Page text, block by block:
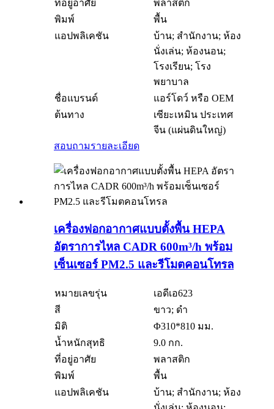
ที่อยู่อาศัย
พลาสติก
พิมพ์
พื้น
แอปพลิเคชัน
บ้าน; สำนักงาน; ห้อง
นั่งเล่น; ห้องนอน;
โรงเรียน; โรง
พยาบาล
ชื่อแบรนด์
แอร์โดว์ หรือ OEM
ต้นทาง
เซียะเหมิน ประเทศ
จีน (แผ่นดินใหญ่)
สอบถามรายละเอียด
เครื่องฟอกอากาศแบบตั้งพื้น HEPA
อัตราการไหล CADR 600m³/h พร้อม
เซ็นเซอร์ PM2.5 และรีโมตคอนโทรล
หมายเลขรุ่น
เอดีเอ623
สี
ขาว; ดำ
มิติ
Φ310*810 มม.
น้ำหนักสุทธิ
9.0 กก.
ที่อยู่อาศัย
พลาสติก
พิมพ์
พื้น
แอปพลิเคชัน
บ้าน; สำนักงาน; ห้อง